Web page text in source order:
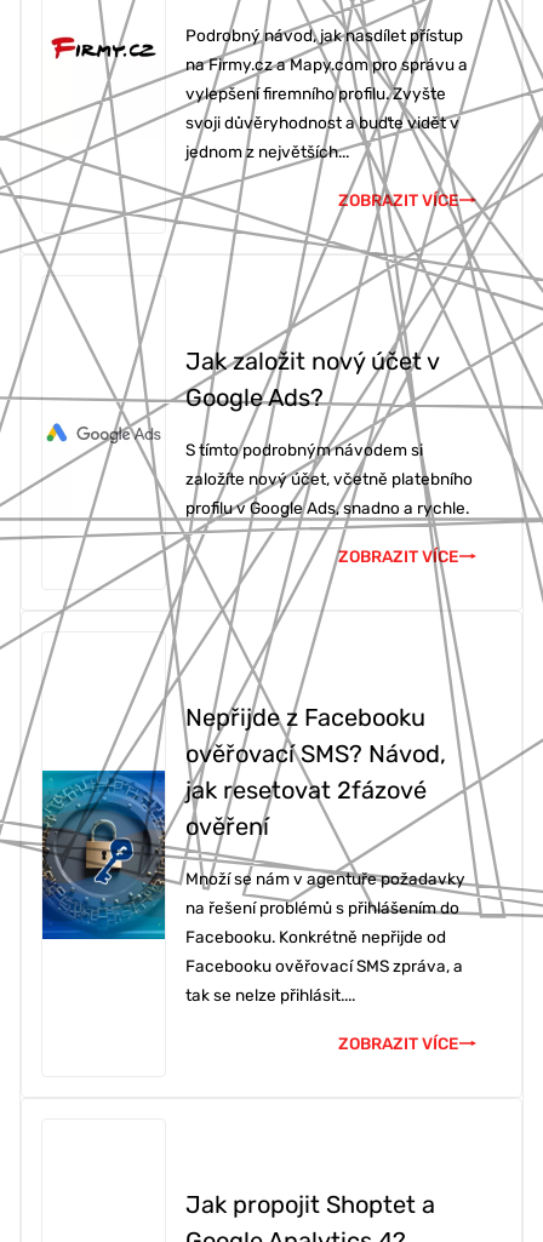
Podrobný návod, jak nasdílet přístup
na Firmy.cz a Mapy.com pro správu a
vylepšení firemního profilu. Zvyšte
svoji důvěryhodnost a buďte vidět v
jednom z největších...
ZOBRAZIT VÍCE
Jak založit nový účet v
Google Ads?
S tímto podrobným návodem si
založíte nový účet, včetně platebního
profilu v Google Ads, snadno a rychle.
ZOBRAZIT VÍCE
Nepřijde z Facebooku
ověřovací SMS? Návod,
jak resetovat 2fázové
ověření
Množí se nám v agentuře požadavky
na řešení problémů s přihlášením do
Facebooku. Konkrétně nepřijde od
Facebooku ověřovací SMS zpráva, a
tak se nelze přihlásit....
ZOBRAZIT VÍCE
Jak propojit Shoptet a